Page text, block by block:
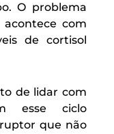
O problema
acontece com
de cortisol
de lidar com
esse ciclo
que não